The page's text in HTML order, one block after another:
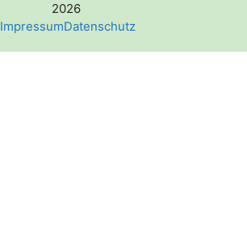
2026
ImpressumDatenschutz